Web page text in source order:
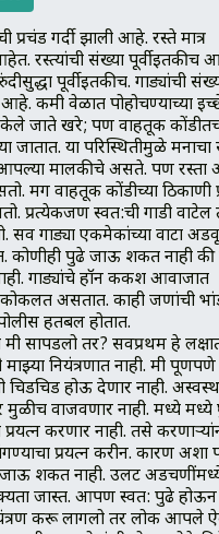
प्रचंड गर्दी झाली आहे. रस्ते मात्र
रस्त्यांची संख्या पूर्वीइतकीच
पूर्वीइतकीच. गाड्यांची
आहे. कमी वेळात पोहोचण्याच्या
केले जाते खरे; पण वाहतूक
जातात. या परिस्थितीमुळे
आपल्या मालकीचे असते. पण रस्ता
मग वाहतूक कोंडीच्या ठिकाणी
प्रत्येकजण स्वत:ची गाडी
सर्व गाड्या एकमेकांच्या वाटा
कोणीही पुढे जाऊ शकत नाही की
गाड्यांचे हॉर्न कर्कश आवाजात
कोकलत असतात. काही जणांची
हतबल होतात.
मी सापडलो तर? सर्वप्रथम हे
माझ्या नियंत्रणात नाही. मी
चिडचिड होऊ देणार नाही.
मुळीच वाजवणार नाही. मध्ये
करणार नाही. तसे
प्रयत्न करीन. कारण अशा
शकत नाही. उलट
जास्त. आपण स्वत: पुढे होऊन
करू लागलो तर लोक आपले